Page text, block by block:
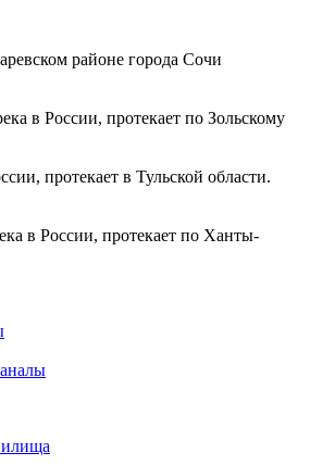
районе города Сочи
в России, протекает по Зольскому
протекает в Тульской области.
в России, протекает по Ханты-